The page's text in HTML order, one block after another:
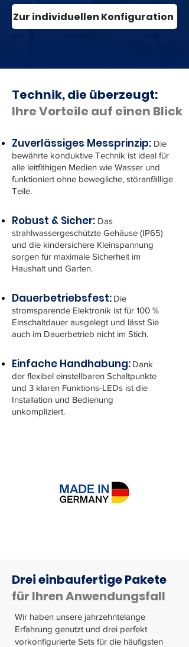
Zur individuellen Konfiguration
Technik, die überzeugt:
Ihre Vorteile auf einen Blick
Zuverlässiges Messprinzip: Die
bewährte konduktive Technik ist ideal für
alle leitfähigen Medien wie Wasser und
funktioniert ohne bewegliche, störanfällige
Teile.
Robust & Sicher: Das
strahlwassergeschützte Gehäuse (IP65)
und die kindersichere Kleinspannung
sorgen für maximale Sicherheit im
Haushalt und Garten.
Dauerbetriebsfest: Die
stromsparende Elektronik ist für 100 %
Einschaltdauer ausgelegt und lässt Sie
auch im Dauerbetrieb nicht im Stich.
Einfache Handhabung: Dank
der flexibel einstellbaren Schaltpunkte
und 3 klaren Funktions-LEDs ist die
Installation und Bedienung
unkompliziert.
Drei einbaufertige Pakete
für Ihren Anwendungsfall
Wir haben unsere jahrzehntelange
Erfahrung genutzt und drei perfekt
vorkonfigurierte Sets für die häufigsten